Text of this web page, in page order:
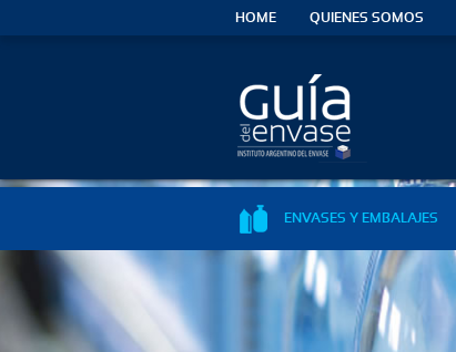
HOME QUIENES SOMOS
ENVASES Y EMBALAJES